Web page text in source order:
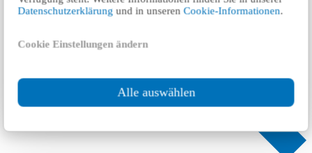
Datenschutzerklärung und in unserenCookie-Informationen.
Cookie Einstellungen ändern
Alle auswählen